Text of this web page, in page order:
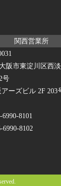
関西営業所
阪市東淀川区西
号
ーズビル 2F 203
8101
6990-8102